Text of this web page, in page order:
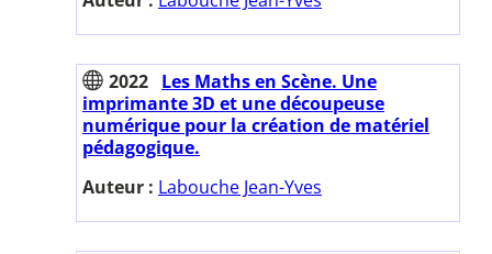
2022 Les Maths en Scène. Une
imprimante 3D et une découpeuse
numérique pour la création de matériel
pédagogique.
Auteur : Labouche Jean-Yves